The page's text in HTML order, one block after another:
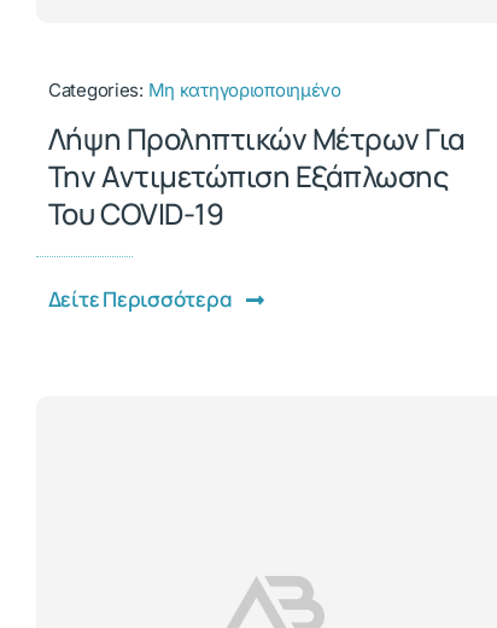
Categories: Μη κατηγοριοποιημένο
Λήψη Προληπτικών Μέτρων Για
Την Αντιμετώπιση Εξάπλωσης
Του COVID-19
Δείτε Περισσότερα